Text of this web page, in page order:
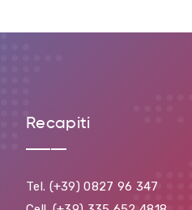
Recapiti
Tel. (+39) 0827 96 347